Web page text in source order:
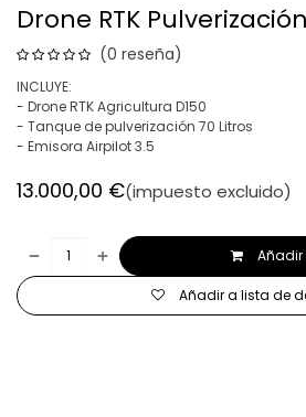
Drone RTK
(0 reseña)
INCLUYE:
- Drone RTK Agricultura D150
- Tanque de pulverización 70 Litros
- Emisora Airpilot 3.5
13.000,00 €(impuesto excluido)
Añadir a lista de